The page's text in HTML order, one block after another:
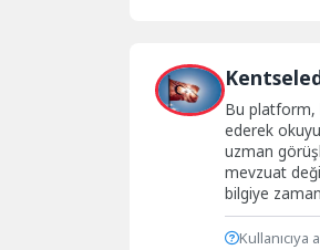
Bu platform,
ederek
uzman
mevzuat
bilgiye